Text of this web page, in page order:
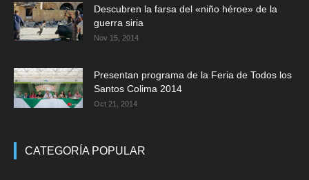
Descubren la farsa del «niño héroe» de la
guerra siria
Nov 15, 2014
Presentan programa de la Feria de Todos los
Santos Colima 2014
Oct 21, 2014
CATEGORÍA POPULAR